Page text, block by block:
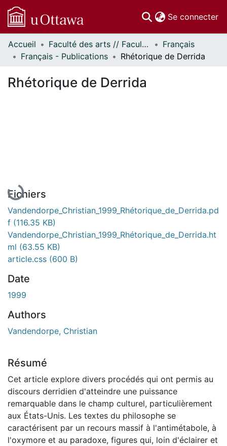
Se connecter
Communautés
et collections
Statistiques
Accueil Faculté des arts // Faculty of Arts
Français
Français - Publications
Rhétorique de Derrida
Rhétorique de Derrida
Fichiers
Vandendorpe_Christian_1999_Rhétorique_de_Derrida.pd
f (116.35 KB)
Vandendorpe_Christian_1999_Rhétorique_de_Derrida.ht
ml (63.55 KB)
article.css (600 B)
Date
1999
Authors
Vandendorpe, Christian
Résumé
Cet article explore divers procédés qui ont permis au
discours derridien d'atteindre une puissance
remarquable dans le champ culturel, particulièrement
aux États-Unis. Les textes du philosophe se
caractérisent par un recours massif à l'antimétabole, à
l'oxymore et au paradoxe, figures qui, loin d'éclairer et